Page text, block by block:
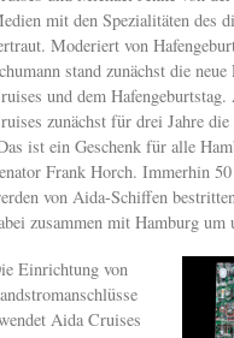
mit den Spezialitäten des
Moderiert von
stand zunächst die
und dem
zunächst für drei Jahre
ist ein Geschenk für alle
Frank Horch. Immerhin
von Aida-Schiffen
zusammen mit Hamburg
Einrichtung von
Aida Cruises